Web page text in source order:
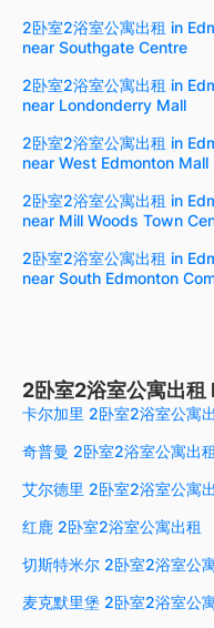
2卧室2浴室公寓出租 in
near Southgate Centre
2卧室2浴室公寓出租 in
near Londonderry Mall
2卧室2浴室公寓出租 in
near West Edmonton Mall
2卧室2浴室公寓出租 in
near Mill Woods Town
2卧室2浴室公寓出租 in
near South Edmonton
2卧室2浴室公寓出租
卡尔加里 2卧室2浴室公寓
奇普曼 2卧室2浴室公寓出租
艾尔德里 2卧室2浴室公寓
红鹿 2卧室2浴室公寓出租
切斯特米尔 2卧室2浴室公
麦克默里堡 2卧室2浴室公